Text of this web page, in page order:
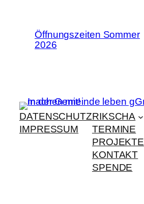
Öffnungszeiten Sommer
2026
DATENSCHUTZ
IMPRESSUM
RIKSCHA
TERMINE
PROJEKTE
KONTAKT
SPENDE